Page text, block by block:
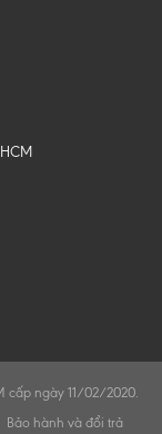
cấp ngày 11/02/2020.
Bảo hành và đổi trả